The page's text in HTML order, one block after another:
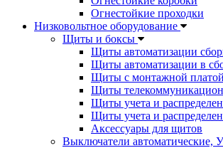
Огнестойкие проходки
Низковольтное оборудование
Щиты и боксы
Щиты автоматизации
Щиты автоматизации в
Щиты с монтажной
Щиты
Щиты учета и
Щиты учета и
Аксессуары для щитов
Выключатели автоматические,